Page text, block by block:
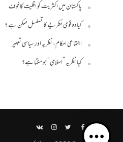
پاکستان میں اکثریت کو اقلیت کا خوف
کیا دو قومی نظریے کا تسلسل ممکن ہے ؟
اجتماعی احکام، نظریہ اور سیاسی تعبیر
کیا نظریہ ”اسلامی“ ہو سکتا ہے؟